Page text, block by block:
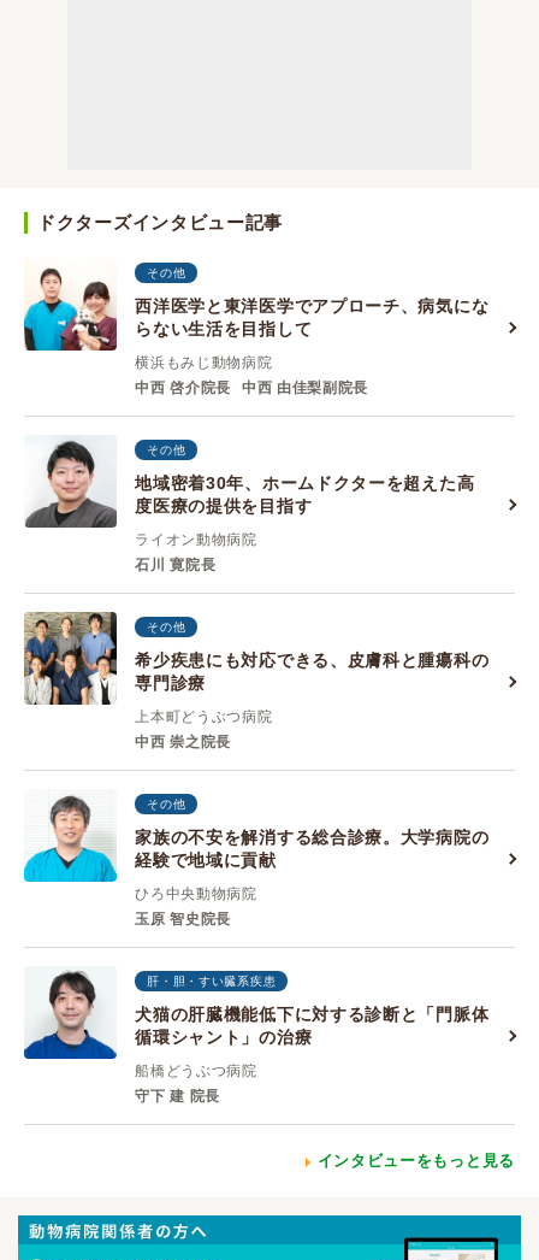
ドクターズインタビュー記事
その他
西洋医学と東洋医学でアプローチ、病気にな
らない生活を目指して
横浜もみじ動物病院
中西 啓介院長
中西 由佳梨副院長
その他
地域密着30年、ホームドクターを超えた高
度医療の提供を目指す
ライオン動物病院
石川 寛院長
その他
希少疾患にも対応できる、皮膚科と腫瘍科の
専門診療
上本町どうぶつ病院
中西 崇之院長
その他
家族の不安を解消する総合診療。大学病院の
経験で地域に貢献
ひろ中央動物病院
玉原 智史院長
肝・胆・すい臓系疾患
犬猫の肝臓機能低下に対する診断と「門脈体
循環シャント」の治療
船橋どうぶつ病院
守下 建 院長
インタビューをもっと見る